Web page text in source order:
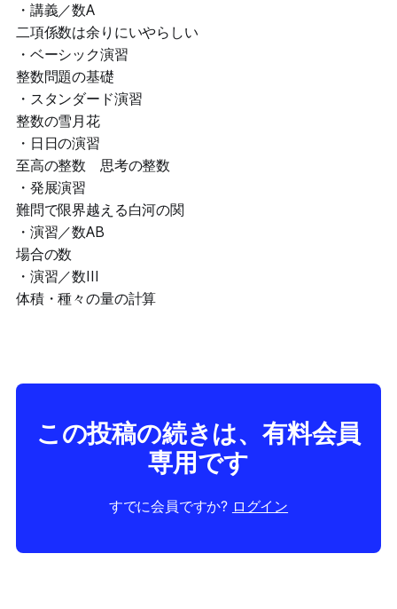
・講義／数A
二項係数は余りにいやらしい
・ベーシック演習
整数問題の基礎
・スタンダード演習
整数の雪月花
・日日の演習
至高の整数 思考の整数
・発展演習
難問で限界越える白河の関
・演習／数AB
場合の数
・演習／数III
体積・種々の量の計算
この投稿の続きは、有料会員
専用です
すでに会員ですか? ログイン